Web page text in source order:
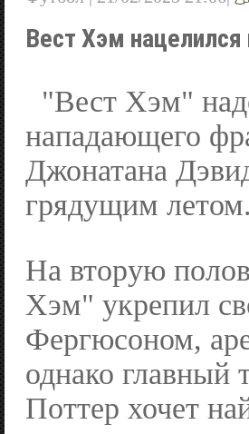
Вест Хэм
"Вест Хэм"
нападающего
Джонатана
грядущим летом.
На вторую
Хэм" укрепил
Фергюсоном,
однако главный
Поттер хочет